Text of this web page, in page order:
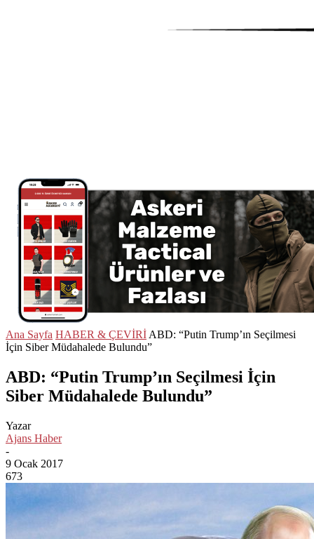
Ana Sayfa HABER & ÇEVİRİ ABD: “Putin Trump’ın Seçilmesi
İçin Siber Müdahalede Bulundu”
ABD: “Putin Trump’ın Seçilmesi İçin
Siber Müdahalede Bulundu”
Yazar
Ajans Haber
-
9 Ocak 2017
673